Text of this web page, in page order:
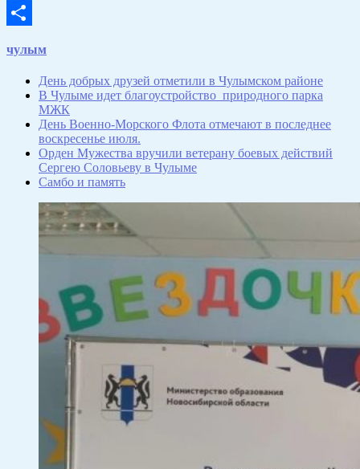
Email
чулым
День добрых друзей отметили в Чулымском районе
В Чулыме идет благоустройство природного парка
МЖК
День Военно-Морского Флота отмечают в последнее
воскресенье июля.
Орден Мужества вручили ветерану боевых действий
Сергею Соловьеву в Чулыме
Самбо и память